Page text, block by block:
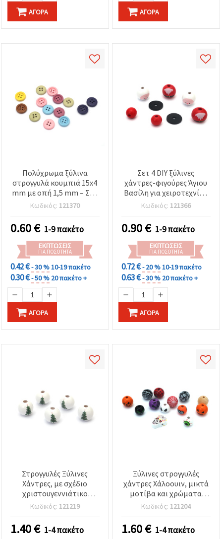
ΑΓΟΡΆ ΑΓΟΡΆ
Πολύχρωμα ξύλινα
στρογγυλά κουμπιά 15x4
mm με οπή 1,5 mm – Σετ
20 φωτεινών τεμαχίων
για ράψιμο, κοσμήματα &
δημιουργικές DIY
κατασκευές
Κωδικός: 121370
0.60€ 1-9 πακέτο
ΕΚΠΤΏΣΕΙΣ
ΓΙΑ ΠΟΣΌΤΗΤΑ
0.42 €- 30 %10-19 πακέτο
0.30 €- 50 % 20 πακέτο +
ΑΓΟΡΆ
Σετ 4 DIY ξύλινες
χάντρες-φιγούρες Άγιου
Βασίλη για χειροτεχνίες,
20x50 mm, τρύπα: 4 mm –
Συσκευασία 2 σετ
Κωδικός: 121366
0.90€ 1-9 πακέτο
ΕΚΠΤΏΣΕΙΣ
ΓΙΑ ΠΟΣΌΤΗΤΑ
0.72 €- 20 %10-19 πακέτο
0.63 €- 30 % 20 πακέτο +
ΑΓΟΡΆ
Στρογγυλές Ξύλινες
Χάντρες, με σχέδιο
χριστουγεννιάτικο
δέντρο, 15x16 mm, οπή: 4
mm, λευκές, 10 τεμ.
Κωδικός: 121219
1.40€ 1-4 πακέτο
Ξύλινες στρογγυλές
χάντρες Χάλοουιν, μικτά
μοτίβα και χρώματα
(κολοκύθα, ιστός
αράχνης, τρομακτικά
πρόσωπα), 15~18 x 16~25
mm, οπή 4 mm – 10 τεμ.
Κωδικός: 121204
1.60€ 1-4 πακέτο